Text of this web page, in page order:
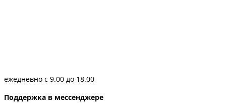
ежедневно с 9.00 до 18.00
Поддержка в мессенджере